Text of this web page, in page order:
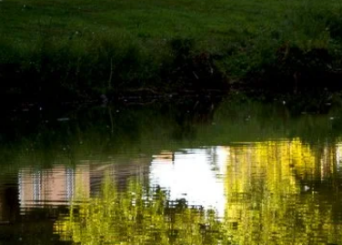
DROMEN IN HET HOTEL